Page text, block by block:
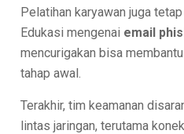
Pelatihan karyawan juga
Edukasi mengenai email
mencurigakan bisa
tahap awal.
Terakhir, tim keamanan
lintas jaringan, terutama